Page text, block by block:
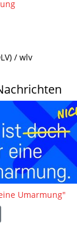
/ wlv
Umarmung"